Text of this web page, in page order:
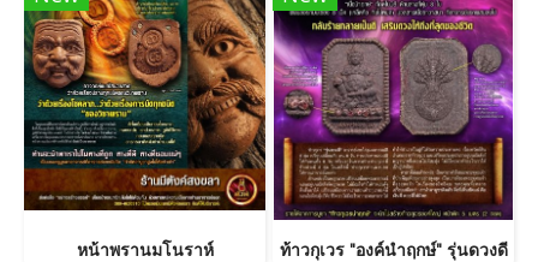
หน้าพรานมโนราห์ ท้าวกุเวร "องค์นำฤกษ์" รุ่นดวงดี